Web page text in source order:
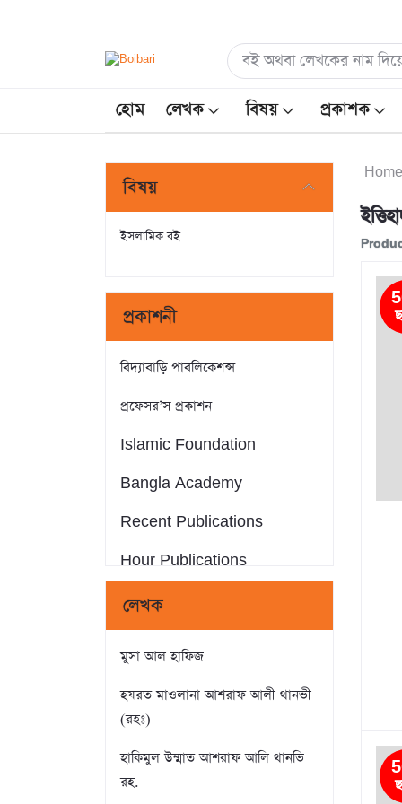
হোম লেখক বিষয় প্রকাশক
বিষয়
ইসলামিক বই
প্রকাশনী
বিদ্যাবাড়ি পাবলিকেশন্স
প্রফেসর’স প্রকাশন
Islamic Foundation
Bangla Academy
Recent Publications
Hour Publications
Eminent Publications
Crack Publications
রাহনুমা প্রকাশনী
মানহাল পাবলিকেশন
লেখক
মুসা আল হাফিজ
হযরত মাওলানা আশরাফ আলী থানভী
(রহঃ)
হাকিমুল উম্মাত আশরাফ আলি থানভি
রহ.
Home